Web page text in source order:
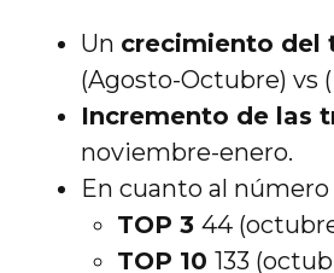
Un crecimiento del
(Agosto-Octubre) vs
Incremento de las
noviembre-enero.
En cuanto al
TOP 3 44
TOP 10 133